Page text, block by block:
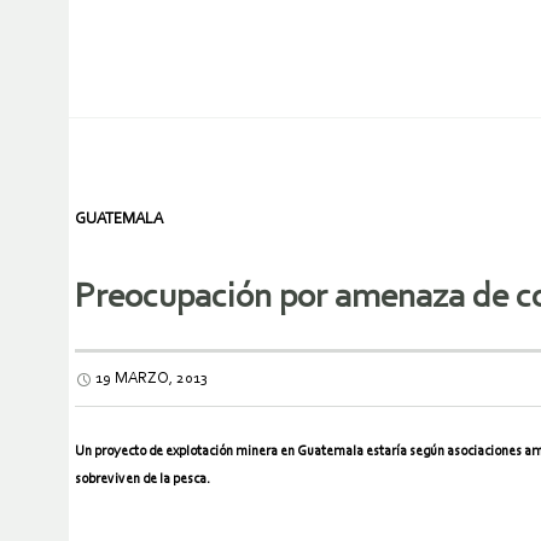
GUATEMALA
Preocupación por amenaza de
19 MARZO, 2013
Un proyecto de explotación minera en Guatemala estaría según asociaciones
sobreviven de la pesca.